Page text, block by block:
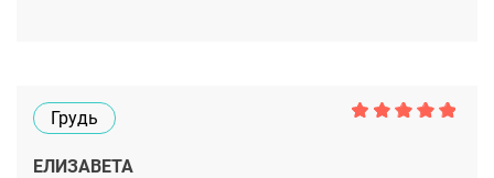
Грудь
ЕЛИЗАВЕТА